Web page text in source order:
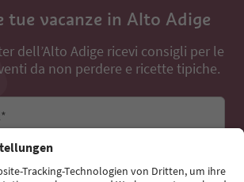
tue vacanze in Alto Adige
dell’Alto Adige ricevi consigli per le
da non perdere e ricette tipiche.
Iscriviti alla newsletter